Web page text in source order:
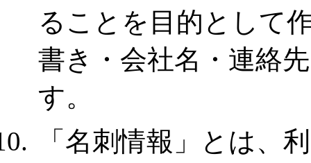
ることを目的として
書き・会社名・連絡
す。
「名刺情報」とは、